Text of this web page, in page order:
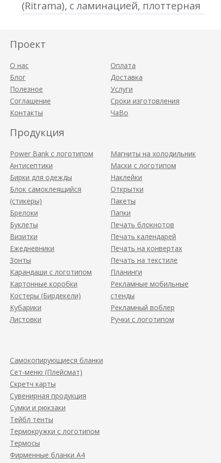
(Ritrama), с ламинацией, плоттерная
Проект
О нас
Блог
Полезное
Соглашение
Контакты
Оплата
Доставка
Услуги
Сроки изготовления
ЧаВо
Продукция
Power Bank с логотипом
Антисептики
Бирки для одежды
Блок самоклеящийся
(стикеры)
Брелоки
Буклеты
Визитки
Ежедневники
Зонты
Карандаши с логотипом
Картонные коробки
Костеры (Бирдекели)
Кубарики
Листовки
Магниты на холодильник
Маски с логотипом
Наклейки
Открытки
Пакеты
Папки
Печать блокнотов
Печать календарей
Печать на конвертах
Печать на текстиле
Планинги
Рекламные мобильные
стенды
Рекламный воблер
Ручки с логотипом
Самокопирующиеся бланки
Сет-меню (Плейсмат)
Скретч карты
Сувенирная продукция
Сумки и рюкзаки
Тейбл тенты
Термокружки с логотипом
Термосы
Фирменные бланки А4